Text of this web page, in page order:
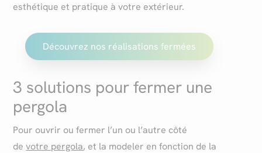
esthétique et pratique à votre extérieur.
Découvrez nos réalisations fermées
3 solutions pour fermer une
pergola
Pour ouvrir ou fermer l’un ou l’autre côté
devotre pergola, et la modeler en fonction de la